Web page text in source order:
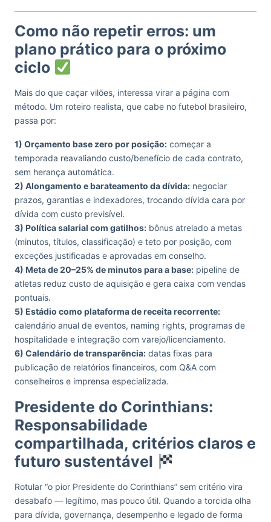
Como não repetir erros: um
plano prático para o próximo
ciclo
Mais do que caçar vilões, interessa virar a página com
método. Um roteiro realista, que cabe no futebol brasileiro,
passa por:
1) Orçamento base zero por posição: começar a
temporada reavaliando custo/benefício de cada contrato,
sem herança automática.
2) Alongamento e barateamento da dívida: negociar
prazos, garantias e indexadores, trocando dívida cara por
dívida com custo previsível.
3) Política salarial com gatilhos: bônus atrelado a metas
(minutos, títulos, classificação) e teto por posição, com
exceções justificadas e aprovadas em conselho.
4) Meta de 20–25% de minutos para a base: pipeline de
atletas reduz custo de aquisição e gera caixa com vendas
pontuais.
5) Estádio como plataforma de receita recorrente:
calendário anual de eventos, naming rights, programas de
hospitalidade e integração com varejo/licenciamento.
6) Calendário de transparência: datas fixas para
publicação de relatórios financeiros, com Q&A com
conselheiros e imprensa especializada.
Presidente do Corinthians:
Responsabilidade
compartilhada, critérios claros e
futuro sustentável
Rotular “o pior Presidente do Corinthians” sem critério vira
desabafo — legítimo, mas pouco útil. Quando a torcida olha
para dívida, governança, desempenho e legado de forma